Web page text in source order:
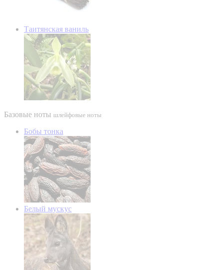
Таитянская ваниль
Базовые ноты шлейфовые ноты
Бобы тонка
Белый мускус